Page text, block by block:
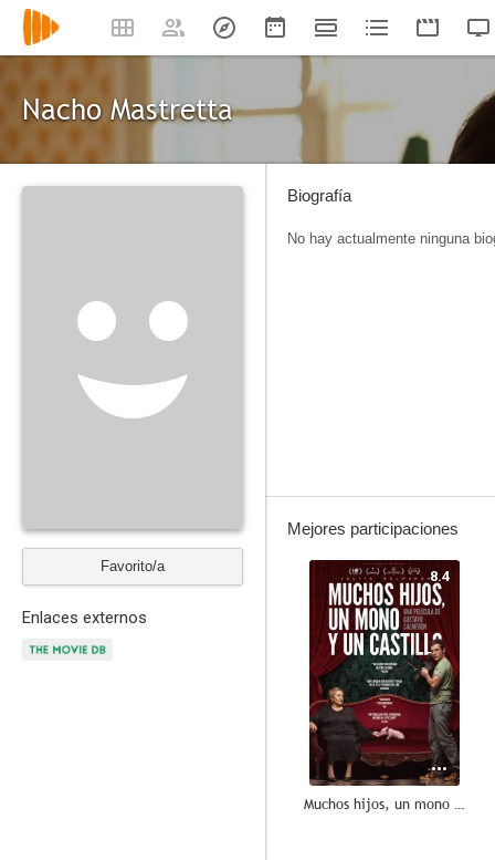
Nacho Mastretta
Favorito/a
Enlaces externos
Biografía
No hay actualmente ninguna
Mejores participaciones
8.4
Muchos hijos, un mono y un castillo